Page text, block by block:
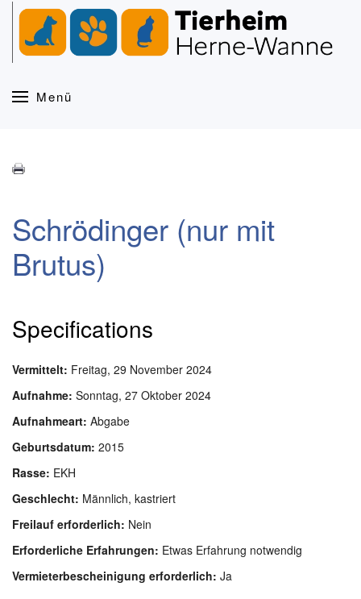
Zum Hauptinhalt springen
Menü
Schrödinger (nur mit
Brutus)
Specifications
Vermittelt: Freitag, 29 November 2024
Aufnahme: Sonntag, 27 Oktober 2024
Aufnahmeart: Abgabe
Geburtsdatum: 2015
Rasse: EKH
Geschlecht: Männlich, kastriert
Freilauf erforderlich: Nein
Erforderliche Erfahrungen: Etwas Erfahrung notwendig
Vermieterbescheinigung erforderlich: Ja